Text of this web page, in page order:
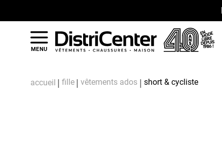
MENU
accueil fille vêtements ados short & cycliste